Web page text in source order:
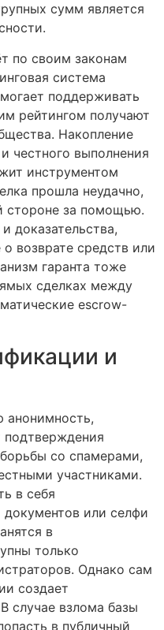
сумм является
по своим законам
система
поддерживать
рейтингом получают
Накопление
честного выполнения
инструментом
прошла неудачно,
стороне за помощью.
доказательства,
возврате средств или
гаранта тоже
сделках между
escrow-
и
анонимность,
подтверждения
со спамерами,
участниками.
в себя
или селфи
в
только
Однако сам
создает
случае взлома базы
в публичный